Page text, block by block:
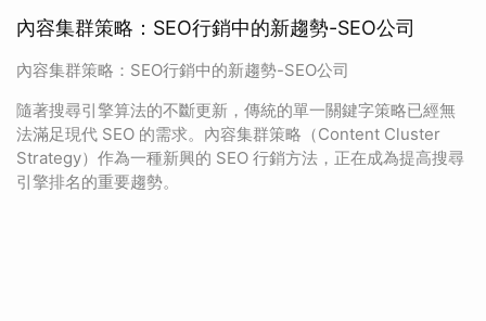
內容集群策略：SEO行銷中的新趨勢-SEO公司
內容集群策略：SEO行銷中的新趨勢-SEO公司
隨著搜尋引擎算法的不斷更新，傳統的單一關鍵字策略已經無
法滿足現代 SEO 的需求。內容集群策略（Content Cluster
Strategy）作為一種新興的 SEO 行銷方法，正在成為提高搜尋
引擎排名的重要趨勢。